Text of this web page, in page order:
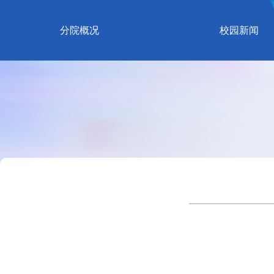
分院概况 校园新闻